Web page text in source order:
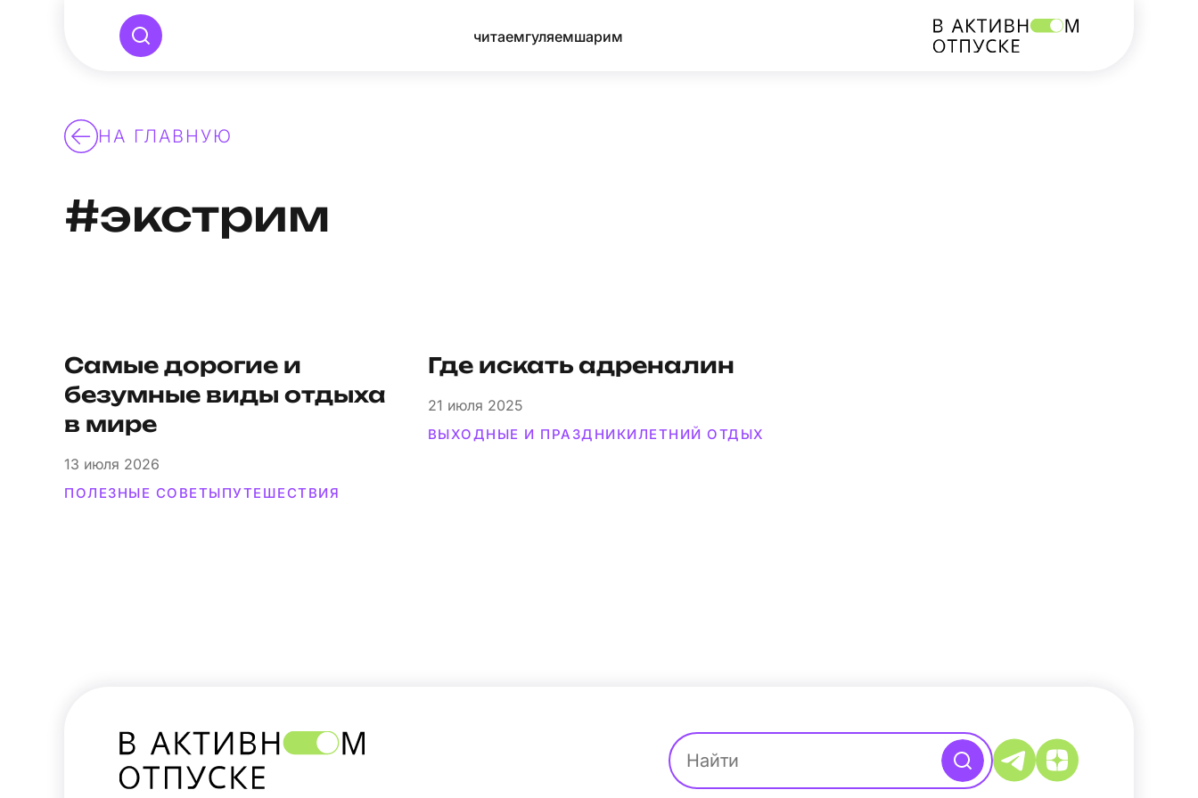
читаемгуляемшарим
НА ГЛАВНУЮ
#экстрим
Самые дорогие и
безумные виды отдыха
в мире
13 июля 2026
ПОЛЕЗНЫЕ СОВЕТЫПУТЕШЕСТВИЯ
Где искать адреналин
21 июля 2025
ВЫХОДНЫЕ И ПРАЗДНИКИЛЕТНИЙ ОТДЫХ